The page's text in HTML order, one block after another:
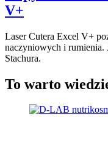
V+
Laser Cutera Excel V+
naczyniowych i rumienia.
Stachura.
To warto